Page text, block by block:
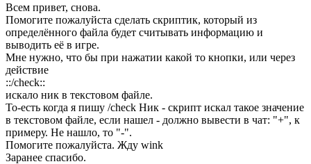
Всем привет, снова.
Помогите пожалуйста сделать скриптик, который из
определённого файла будет считывать информацию и
выводить её в игре.
Мне нужно, что бы при нажатии какой то кнопки, или через
действие
::/check::
искало ник в текстовом файле.
То-есть когда я пишу /check Ник - скрипт искал такое значение
в текстовом файле, если нашел - должно вывести в чат: "+", к
примеру. Не нашло, то "-".
Помогите пожалуйста. Жду wink
Заранее спасибо.